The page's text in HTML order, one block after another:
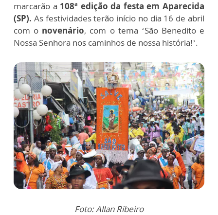
marcarão a 108ª edição da festa em Aparecida
(SP). As festividades terão início no dia 16 de abril
com o novenário, com o tema ‘São Benedito e
Nossa Senhora nos caminhos de nossa história!’.
Foto: Allan Ribeiro